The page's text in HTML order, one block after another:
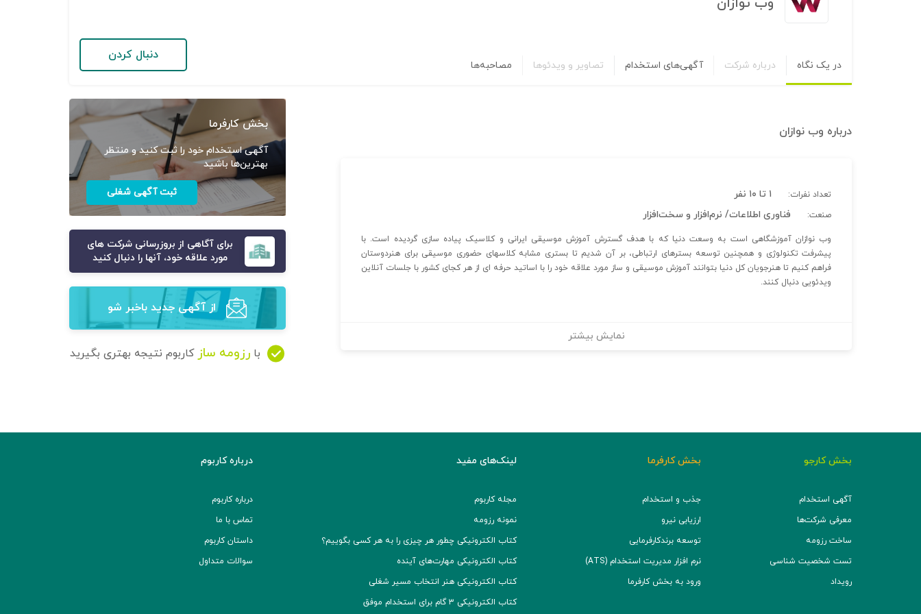
در یک نگاه درباره شرکت آگهی‌های استخدام تصاویر و ویدئوها مصاحبه‌ها
دنبال کردن
درباره وب نوازان
تعداد نفرات: ۱ تا ۱۰ نفر
صنعت: فناوری اطلاعات/ نرم‌افزار و سخت‌افزار
وب نوازان آموزشگاهی است به وسعت دنیا که با هدف گسترش آموزش موسیقی ایرانی و کلاسیک پیاده سازی گردیده است. با
پیشرفت تکنولوژی و همچنین توسعه بسترهای ارتباطی، بر آن شدیم تا بستری مشابه کلاسهای حضوری موسیقی برای هنردوستان
فراهم کنیم تا هنرجویان کل دنیا بتوانند آموزش موسیقی و ساز مورد علاقه خود را با اساتید حرفه ای از هر کجای کشور با جلسات آنلاین
ویدئویی دنبال کنند.
نمایش بیشتر
بخش کارفرما
آگهی استخدام خود را ثبت کنید و منتظر
بهترین‌ها باشید
ثبت آگهی شغلی
برای آگاهی از بروزرسانی شرکت های
مورد علاقه خود، آنها را دنبال کنید
از آگهی‌ جدید باخبر شو
با رزومه ساز کاربوم نتیجه بهتری بگیرید
بخش کارجو
آگهی استخدام
معرفی شرکت‌ها
ساخت رزومه
تست شخصیت شناسی
رویداد
بخش کارفرما
جذب و استخدام
ارزیابی نیرو
توسعه برند‌کارفرمایی
نرم افزار مدیریت استخدام (ATS)
ورود به بخش کارفرما
لینک‌های مفید
مجله کاربوم
نمونه رزومه
کتاب الکترونیکی چطور هر چیزی را به هر کسی بگوییم؟
کتاب الکترونیکی مهارت‌های آینده
کتاب الکترونیکی هنر انتخاب مسیر شغلی
کتاب الکترونیکی ۳ گام برای استخدام موفق
درباره کاربوم
درباره کاربوم
تماس با ما
داستان کاربوم
سوالات متداول